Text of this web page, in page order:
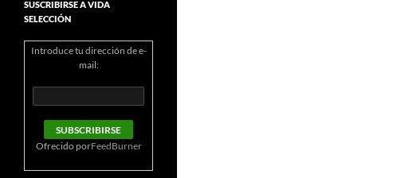
SUSCRIBIRSE A VIDA
SELECCIÓN
Introduce tu dirección de e-
mail:
Ofrecido porFeedBurner